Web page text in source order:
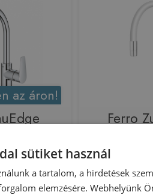
az áron!
Ferro
flexibilis
fehér
sütiket használ
a tartalom, a hirdetések
elemzésére. Webhelyünk